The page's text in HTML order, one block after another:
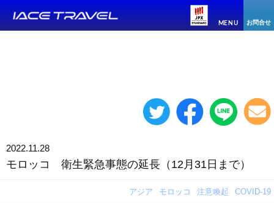
MENU お問合せ
2022.11.28
モロッコ 衛生緊急事態の延長（12月31日まで）
アジア モロッコ 注意喚起 COVID-19